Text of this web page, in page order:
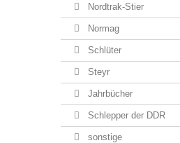
Nordtrak-Stier
Normag
Schlüter
Steyr
Jahrbücher
Schlepper der DDR
sonstige